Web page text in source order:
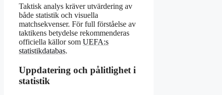
Taktisk analys kräver utvärdering av
både statistik och visuella
matchsekvenser. För full förståelse av
taktikens betydelse rekommenderas
officiella källor som UEFA:s
statistikdatabas.
Uppdatering och pålitlighet i
statistik